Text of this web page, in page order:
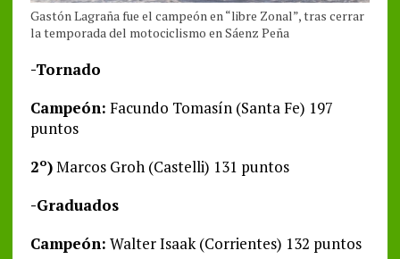
Gastón Lagraña fue el campeón en “libre Zonal”, tras cerrar
la temporada del motociclismo en Sáenz Peña
-Tornado
Campeón: Facundo Tomasín (Santa Fe) 197
puntos
2º)Marcos Groh (Castelli) 131 puntos
-Graduados
Campeón: Walter Isaak (Corrientes) 132 puntos